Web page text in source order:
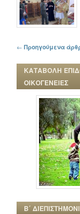
Πλοήγηση στα
← Προηγούμενα
ΚΑΤΑΒΟΛΗ
ΟΙΚΟΓΕΝΕΙΕΣ
Β΄